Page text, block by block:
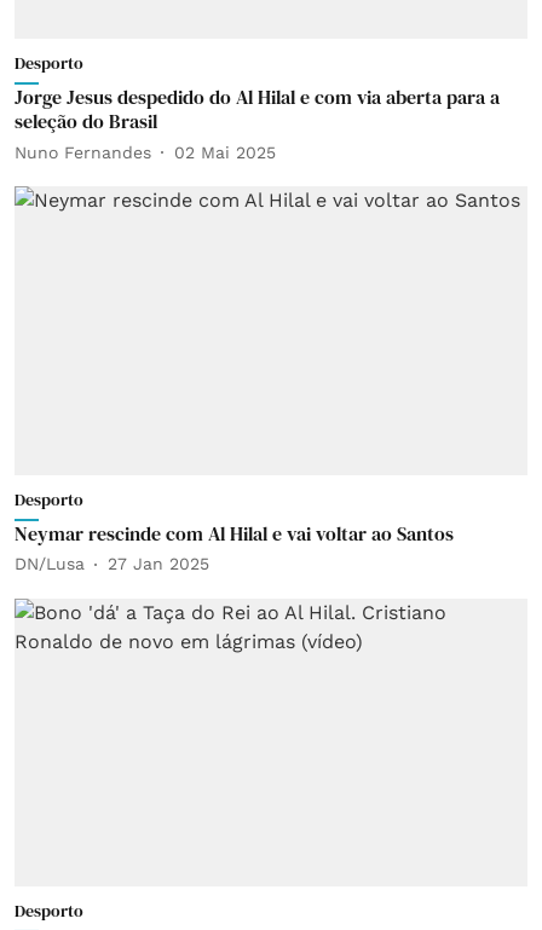
Desporto
Jorge Jesus despedido do Al Hilal e com via aberta para a
seleção do Brasil
Nuno Fernandes 02 Mai 2025
Desporto
Neymar rescinde com Al Hilal e vai voltar ao Santos
DN/Lusa 27 Jan 2025
Desporto